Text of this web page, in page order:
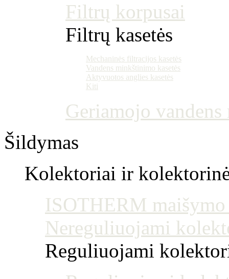
Filtrų korpusai
Filtrų kasetės
Mechaninės filtracijos kasetės
Vandens minkštinimo kasetės
Aktyvuotos anglies kasetės
Kiti
Geriamojo
Šildymas
Kolektoriai ir
ISOTHERM
Nereguliuojami
Reguliuojami